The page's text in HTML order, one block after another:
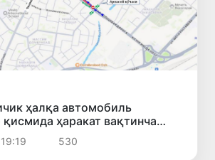
ҳалқа автомобиль
қисмида ҳаракат вақтинча
530